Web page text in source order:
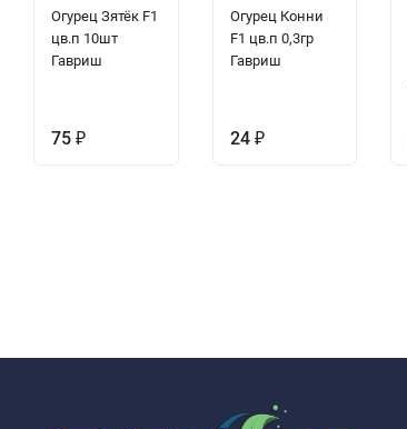
Огурец Зятёк F1
цв.п 10шт
Гавриш
75 ₽
Огурец Конни
F1 цв.п 0,3гр
Гавриш
24 ₽